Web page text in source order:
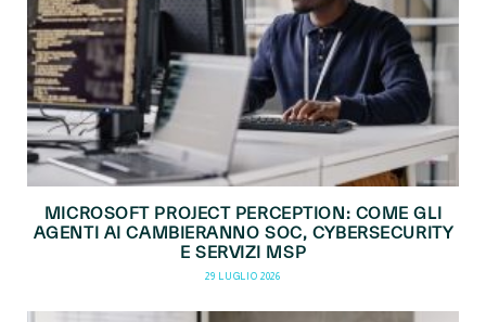
MICROSOFT PROJECT PERCEPTION: COME GLI
AGENTI AI CAMBIERANNO SOC, CYBERSECURITY
E SERVIZI MSP
29 LUGLIO 2026